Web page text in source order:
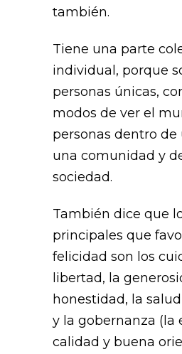
también.
Tiene una parte
individual, porque
personas únicas,
modos de ver el
personas dentro de
una comunidad y
sociedad.
También dice que
principales que
felicidad son los
libertad, la
honestidad, la
y la gobernanza (la
calidad y buena